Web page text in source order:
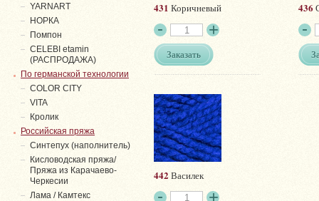
431 Коричневый
Заказать
436
442Василек
YARNART
НОРКА
Помпон
СELEBI etamin
(РАСПРОДАЖА)
По германской технологии
COLOR CITY
VITA
Кролик
Российская пряжа
Синтепух (наполнитель)
Кисловодская пряжа/
Пряжа из Карачаево-
Черкесии
Лама / Камтекс